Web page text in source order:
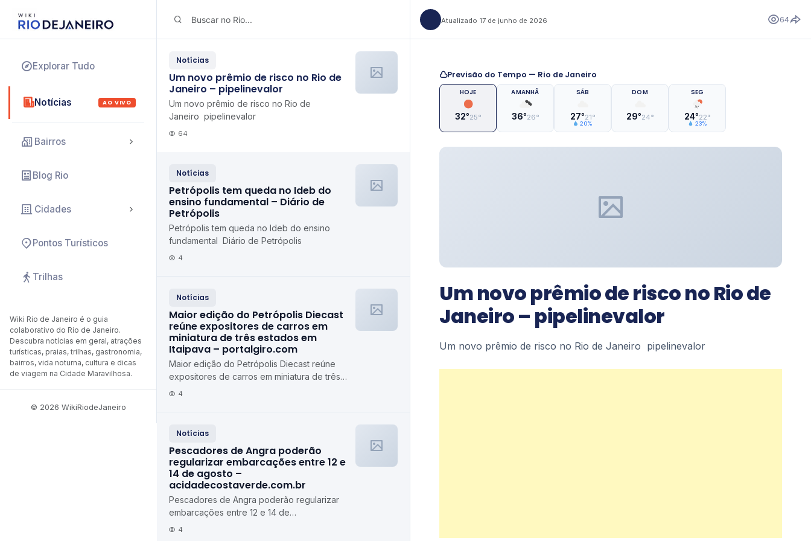
Explorar Tudo
Notícias AO VIVO
Bairros
Blog Rio
Cidades
Pontos Turísticos
Trilhas
Wiki Rio de Janeiro é o guia
colaborativo do Rio de Janeiro.
Descubra notícias em geral, atrações
turísticas, praias, trilhas, gastronomia,
bairros, vida noturna, cultura e dicas
de viagem na Cidade Maravilhosa.
© 2026 WikiRiodeJaneiro
Notícias
Um novo prêmio de risco no Rio de
Janeiro – pipelinevalor
Um novo prêmio de risco no Rio de
Janeiro pipelinevalor
64
Notícias
Petrópolis tem queda no Ideb do
ensino fundamental – Diário de
Petrópolis
Petrópolis tem queda no Ideb do ensino
fundamental Diário de Petrópolis
4
Notícias
Maior edição do Petrópolis Diecast
reúne expositores de carros em
miniatura de três estados em
Itaipava – portalgiro.com
Maior edição do Petrópolis Diecast reúne
expositores de carros em miniatura de três
estados em Itaipava portalgiro.com
4
Notícias
Pescadores de Angra poderão
regularizar embarcações entre 12 e
14 de agosto –
acidadecostaverde.com.br
Pescadores de Angra poderão regularizar
embarcações entre 12 e 14 de
agosto acidadecostaverde.com.br
4
Atualizado 17 de junho de 2026 64
Previsão do Tempo — Rio de Janeiro
HOJE
32°25°
AMANHÃ
36°26°
SÁB
27°21°
20%
DOM
29°24°
SEG
24°22°
23%
Um novo prêmio de risco no Rio de
Janeiro – pipelinevalor
Um novo prêmio de risco no Rio de Janeiro pipelinevalor